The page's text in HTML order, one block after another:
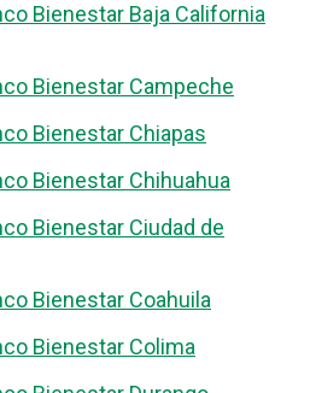
Bienestar Baja California
Bienestar Campeche
Bienestar Chiapas
Bienestar Chihuahua
Bienestar Ciudad de
Bienestar Coahuila
Bienestar Colima